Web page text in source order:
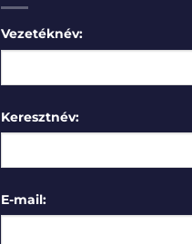
Vezetéknév:
Keresztnév:
E-mail: